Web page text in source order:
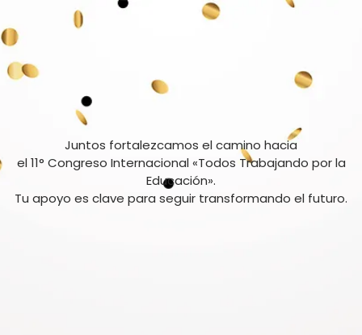
Juntos fortalezcamos el camino hacia
el 11° Congreso Internacional «Todos Trabajando por la
Educación».
Tu apoyo es clave para seguir transformando el futuro.